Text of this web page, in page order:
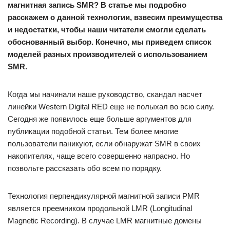
магнитная запись SMR? В статье мы подробно
расскажем о данной технологии, взвесим преимущества
и недостатки, чтобы наши читатели смогли сделать
обоснованный выбор. Конечно, мы приведем список
моделей разных производителей с использованием
SMR.
Когда мы начинали наше руководство, скандал насчет
линейки Western Digital RED еще не полыхал во всю силу.
Сегодня же появилось еще больше аргументов для
публикации подобной статьи. Тем более многие
пользователи паникуют, если обнаружат SMR в своих
накопителях, чаще всего совершенно напрасно. Но
позвольте рассказать обо всем по порядку.
Технология перпендикулярной магнитной записи PMR
является преемником продольной LMR (Longitudinal
Magnetic Recording). В случае LMR магнитные домены